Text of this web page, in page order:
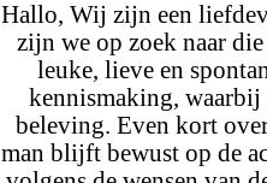
Hallo, Wij zijn een
zijn we op zoek naar
leuke, lieve en
kennismaking,
beleving. Even kort
man blijft bewust op de